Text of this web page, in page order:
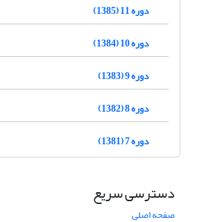
دوره 11 (1385)
دوره 10 (1384)
دوره 9 (1383)
دوره 8 (1382)
دوره 7 (1381)
دسترسی سریع
صفحه اصلی